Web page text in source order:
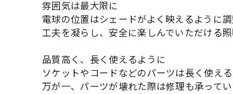
雰囲気は最大限に
電球の位置はシェードがよく映えるように調
工夫を凝らし、安全に楽しんでいただける照
品質高く、長く使えるように
ソケットやコードなどのパーツは長く使え
万が一、パーツが壊れた際は修理も承って